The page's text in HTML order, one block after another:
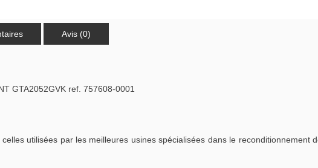
Avis (0)
GTA2052GVK ref. 757608-0001
utilisées par les meilleures usines spécialisées dans le